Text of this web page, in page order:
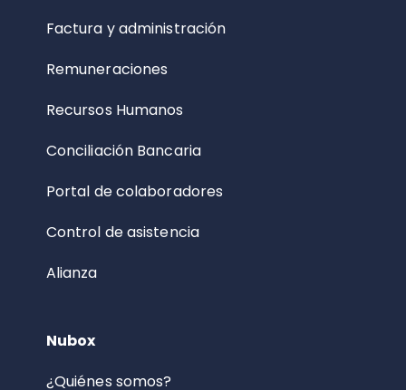
Factura y administración
Remuneraciones
Recursos Humanos
Conciliación Bancaria
Portal de colaboradores
Control de asistencia
Alianza
Nubox
¿Quiénes somos?